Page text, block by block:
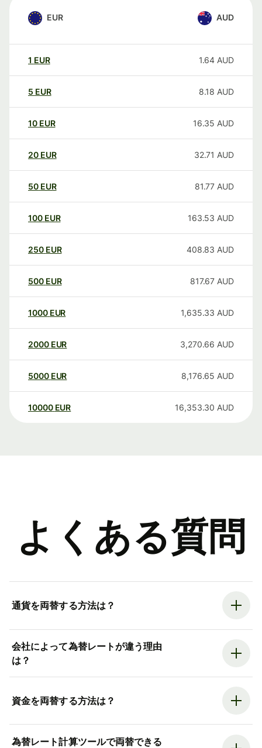
EUR AUD
1 EUR 1.64 AUD
5 EUR 8.18 AUD
10 EUR 16.35 AUD
20 EUR 32.71 AUD
50 EUR 81.77 AUD
100 EUR 163.53 AUD
250 EUR 408.83 AUD
500 EUR 817.67 AUD
1000 EUR 1,635.33 AUD
2000 EUR 3,270.66 AUD
5000 EUR 8,176.65 AUD
10000 EUR 16,353.30 AUD
よくある質問
通貨を両替する方法は？
会社によって為替レートが違う理由
は？
資金を両替する方法は？
為替レート計算ツールで両替できる